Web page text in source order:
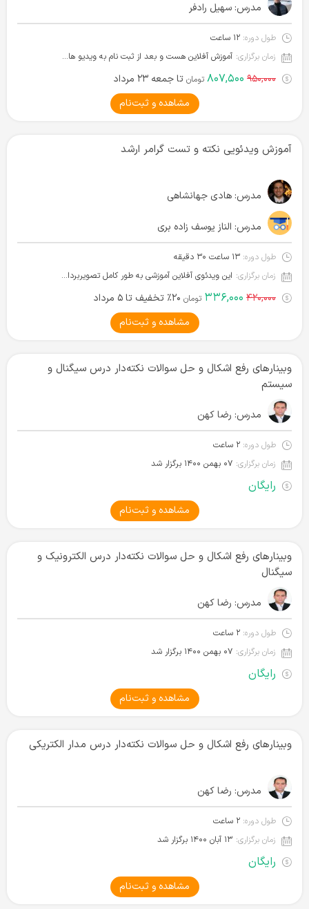
مدرس: سهیل رادفر
طول دوره: ۱۲ ساعت
زمان برگزاری:
آموزش آفلاین هست و بعد از ثبت نام به ویدیو ها دسترسی دارید.
۹۵۰,۰۰۰ ۸۰۷,۵۰۰ تومان تا جمعه ۲۳ مرداد
مشاهده و ثبت‌نام
آموزش ویدئویی نکته و تست گرامر ارشد
مدرس: هادی جهانشاهی
مدرس: الناز یوسف زاده بری
طول دوره: ۱۳ ساعت ۳۰ دقیقه
زمان برگزاری:
این ویدئوی آفلاین آموزشی به طور کامل تصویربرداری شده و آماده دانلود است.
۴۲۰,۰۰۰ ۳۳۶,۰۰۰ تومان ۲۰٪ تخفیف تا ۵ مرداد
مشاهده و ثبت‌نام
وبینارهای رفع اشکال و حل سوالات نکته‌دار درس سیگنال و
سیستم
مدرس: رضا کهن
طول دوره: ۲ ساعت
زمان برگزاری: ۰۷ بهمن ۱۴۰۰ برگزار شد
رایگان
مشاهده و ثبت‌نام
وبینارهای رفع اشکال و حل سوالات نکته‌دار درس الکترونیک و
سیگنال
مدرس: رضا کهن
طول دوره: ۲ ساعت
زمان برگزاری: ۰۷ بهمن ۱۴۰۰ برگزار شد
رایگان
مشاهده و ثبت‌نام
وبینارهای رفع اشکال و حل سوالات نکته‌دار درس مدار الکتریکی
مدرس: رضا کهن
طول دوره: ۲ ساعت
زمان برگزاری: ۱۳ آبان ۱۴۰۰ برگزار شد
رایگان
مشاهده و ثبت‌نام